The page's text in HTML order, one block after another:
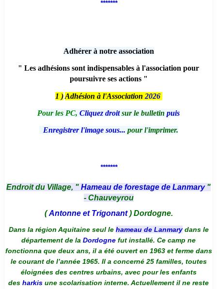
*******
Adhérer à notre association
" Les adhésions sont indispensables à l'association pour
poursuivre ses actions "
1 ) Adhésion à l'Association 2026
Pour les PC, Cliquez droitsur le bulletin puis
Enregistrer l'image sous... pour l'imprimer.
*******
Endroit du Village, " Hameau de forestage de Lanmary "
- Chauveyrou
(Antonne et Trigonant) Dordogne.
Dans la région Aquitaine seul le hameau de Lanmarydans le
département de la Dordogne fut installé. Ce camp ne
fonctionna que deux ans, il a été ouvert en 1963 et ferme dans
le courant de l’année 1965. Il a concerné 25 familles, toutes
éloignées des centres urbains, avec pour les enfants
des harkis une scolarisation interne. Actuellement il ne reste